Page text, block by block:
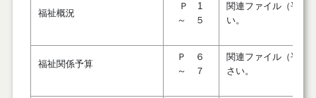
福祉概況
Ｐ 1
～ ５
関連ファイル（平成
い。
福祉関係予算
Ｐ ６
～ ７
関連ファイル（平成
さい。